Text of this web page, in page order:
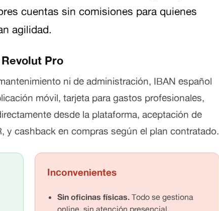
cuentas sin comisiones para quienes
agilidad.
Pro
ni de administración, IBAN español
móvil, tarjeta para gastos profesionales,
desde la plataforma, aceptación de
y cashback en compras según el plan contratado.
Inconvenientes
Sin oficinas físicas. Todo se gestiona
online, sin atención presencial.